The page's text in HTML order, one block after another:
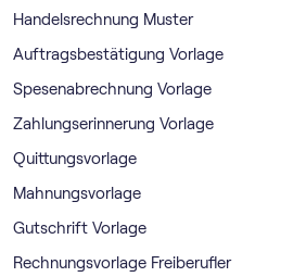
Handelsrechnung Muster
Auftragsbestätigung Vorlage
Spesenabrechnung Vorlage
Zahlungserinnerung Vorlage
Quittungsvorlage
Mahnungsvorlage
Gutschrift Vorlage
Rechnungsvorlage Freiberufler